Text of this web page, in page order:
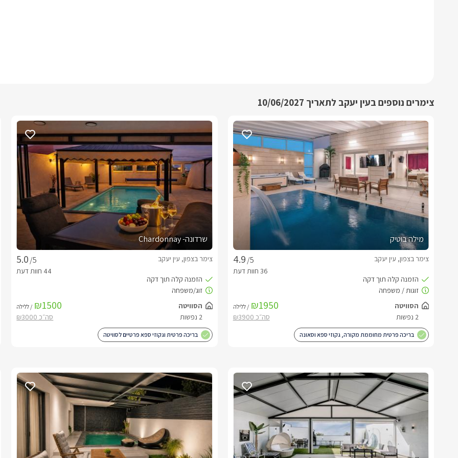
צימרים נוספים בעין יעקב לתאריך 10/06/2027
מילה בוטיק
/5
צימר בצפון, עין יעקב
הסוויטה
2 נפשות
₪1950 / ללילה
בריכה פרטית מחוממת מקורה, גקוזי ספא וסאונה
שרדונה- Chardonnay
/5
צימר בצפון, עין יעקב
הסוויטה
2 נפשות
₪1500 / ללילה
בריכה פרטית וגקוזי ספא פרטיים לסוויטה